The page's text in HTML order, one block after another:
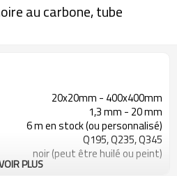
au carbone, tube
20x20mm - 400x400mm
1,3 mm - 20 mm
6 m en stock (ou personnalisé)
Q195, Q235, Q345
noir (peut être huilé ou peint)
en paquets avec emballage PVC
PLUS